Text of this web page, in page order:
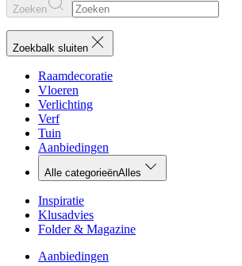
Zoeken
Zoekbalk sluiten
Raamdecoratie
Vloeren
Verlichting
Verf
Tuin
Aanbiedingen
Alle categorieënAlles
Inspiratie
Klusadvies
Folder & Magazine
Aanbiedingen